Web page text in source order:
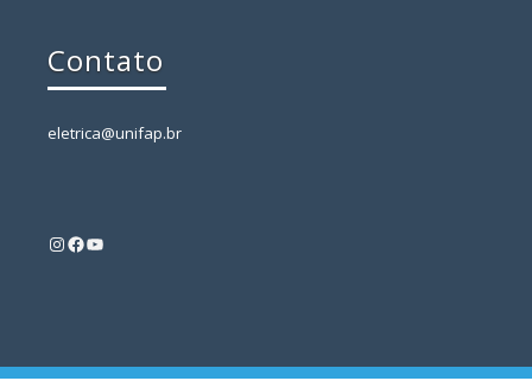
Contato
eletrica@unifap.br